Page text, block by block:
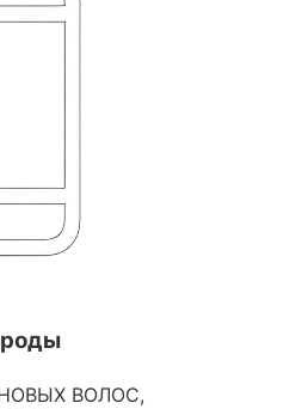
ВОЛОС,